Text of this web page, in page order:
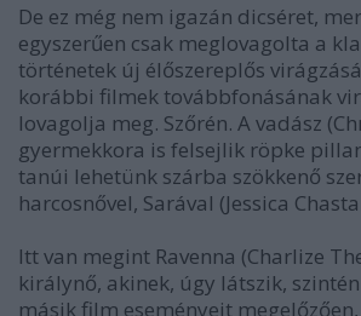
De ez még nem igazán dicséret,
egyszerűen csak meglovagolta a
történetek új élőszereplős
korábbi filmek továbbfonásának
lovagolja meg. Szőrén. A vadász
gyermekkora is felsejlik röpke
tanúi lehetünk szárba szökkenő
harcosnővel, Sarával (Jessica
Itt van megint Ravenna (Charlize
királynő, akinek, úgy látszik,
másik film eseményeit megelőzően,